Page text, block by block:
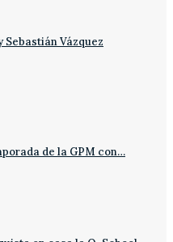
Sebastián Vázquez
de la GPM con…